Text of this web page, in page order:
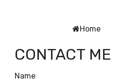
Home
CONTACT ME
Name